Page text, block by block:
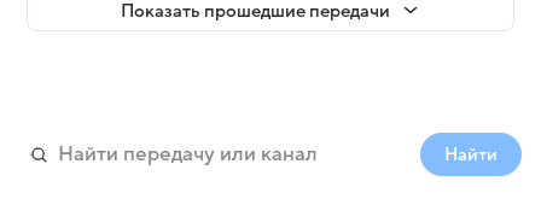
Показать прошедшие передачи
Найти